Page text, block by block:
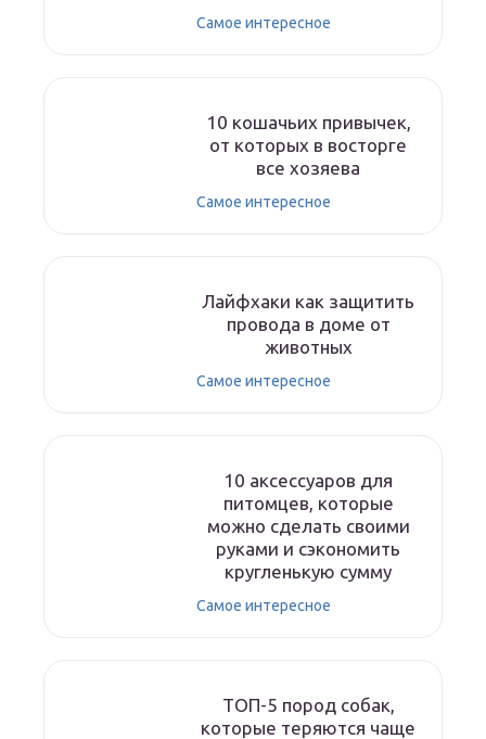
Самое интересное
10 кошачьих привычек,
от которых в восторге
все хозяева
Самое интересное
Лайфхаки как защитить
провода в доме от
животных
Самое интересное
10 аксессуаров для
питомцев, которые
можно сделать своими
руками и сэкономить
кругленькую сумму
Самое интересное
ТОП-5 пород собак,
которые теряются чаще